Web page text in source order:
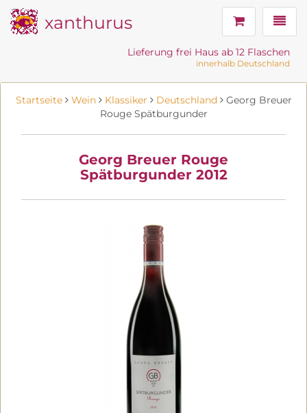
xanthurus
Lieferung frei Haus ab 12 Flaschen
innerhalb Deutschland
Startseite Wein Klassiker Deutschland Georg Breuer
Rouge Spätburgunder
Georg Breuer Rouge
Spätburgunder 2012